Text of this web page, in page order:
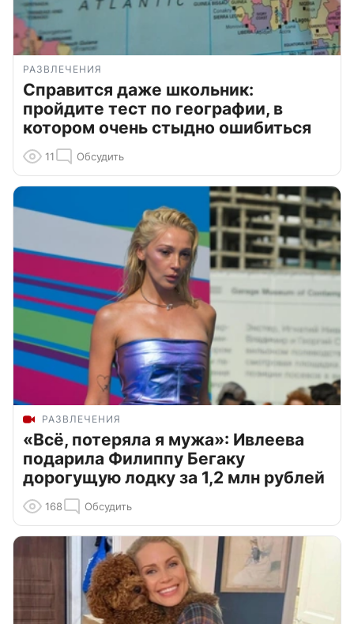
РАЗВЛЕЧЕНИЯ
Справится даже школьник:
пройдите тест по географии, в
котором очень стыдно ошибиться
11 Обсудить
РАЗВЛЕЧЕНИЯ
«Всё, потеряла я мужа»: Ивлеева
подарила Филиппу Бегаку
дорогущую лодку за 1,2 млн рублей
168 Обсудить